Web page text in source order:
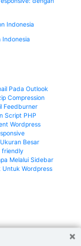
Indonesia
Indonesia
Pada Outlook
Compression
Feedburner
Script PHP
Wordpress
Besar
friendly
Melalui Sidebar
Wordpress